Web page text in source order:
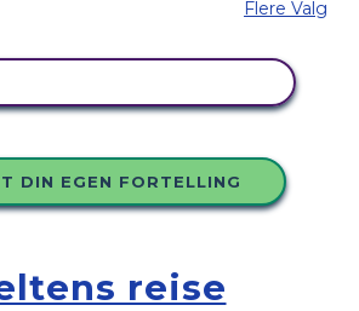
Flere Valg
DIN EGEN FORTELLING
reise